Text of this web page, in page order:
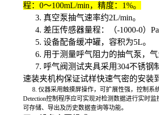
程： 0～100mL/min，精度： 1%。
3. 真空泵抽气速率约2L/min。
4. 差压传感器量程：（-1000-0） Pa
5. 设备配备缓冲罐，容积为5L。
6. 用于测量呼气阻力的抽气泵，
7. 呼气阀测试夹具采用304不锈钢
速装夹机构保证试样快速气密的安装
8. 仪器采用触摸屏操作，可扩展性强，控制系
Detection控制程序应可实现对检测数据进行实时监
可存储、导出及历史数据查询等功能。